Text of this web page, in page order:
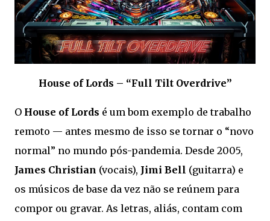
House of Lords – “Full Tilt Overdrive”
O House of Lords é um bom exemplo de trabalho
remoto — antes mesmo de isso se tornar o “novo
normal” no mundo pós-pandemia. Desde 2005,
James Christian (vocais), Jimi Bell (guitarra) e
os músicos de base da vez não se reúnem para
compor ou gravar. As letras, aliás, contam com